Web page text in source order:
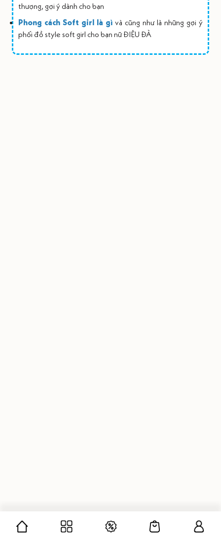
thượng, gợi ý dành cho bạn
Phong cách Soft girl là gì và cũng như là những gợi ý
phối đồ style soft girl cho bạn nữ ĐIỆU ĐÀ